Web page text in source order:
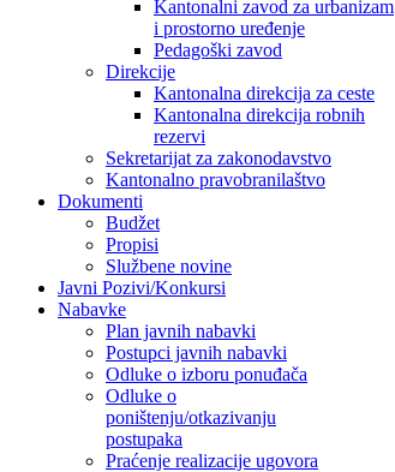
Kantonalni zavod za urbanizam
i prostorno uređenje
Pedagoški zavod
Direkcije
Kantonalna direkcija za ceste
Kantonalna direkcija robnih
rezervi
Sekretarijat za zakonodavstvo
Kantonalno pravobranilaštvo
Dokumenti
Budžet
Propisi
Službene novine
Javni Pozivi/Konkursi
Nabavke
Plan javnih nabavki
Postupci javnih nabavki
Odluke o izboru ponuđača
Odluke o
poništenju/otkazivanju
postupaka
Praćenje realizacije ugovora